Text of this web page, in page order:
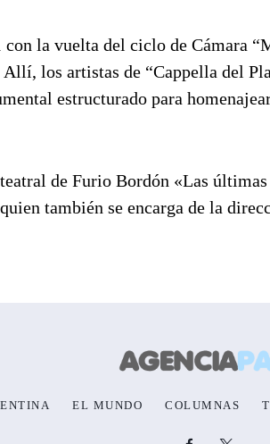
la vuelta del ciclo de Cámara
los artistas de “Cappella del
estructurado para
de Furio Bordón «Las
también se encarga de la
EL MUNDO COLUMNAS